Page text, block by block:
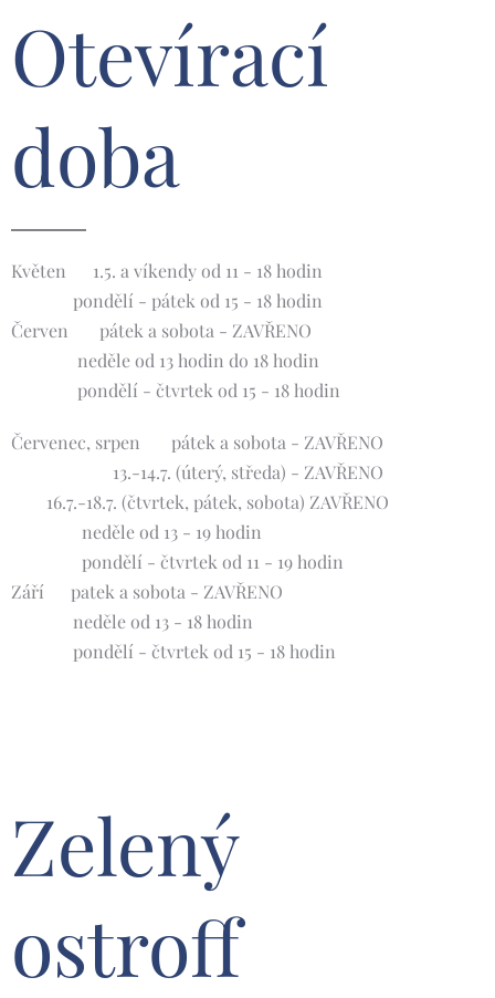
Otevírací
doba
Květen 🌸1.5. a víkendy od 11 - 18 hodin
pondělí - pátek od 15 - 18 hodin
Červen 🌺 pátek a sobota - ZAVŘENO
neděle od 13 hodin do 18 hodin
pondělí - čtvrtek od 15 - 18 hodin
Červenec, srpen 🌞 pátek a sobota - ZAVŘENO
13.-14.7. (úterý, středa) - ZAVŘENO
16.7.-18.7. (čtvrtek, pátek, sobota) ZAVŘENO
neděle od 13 - 19 hodin
pondělí - čtvrtek od 11 - 19 hodin
Září 🍀patek a sobota - ZAVŘENO
neděle od 13 - 18 hodin
pondělí - čtvrtek od 15 - 18 hodin
Zelený
ostroff